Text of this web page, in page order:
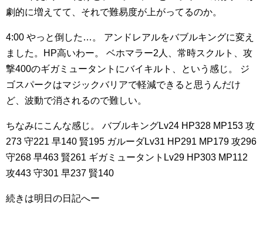
劇的に増えてて、それで難易度が上がってるのか。
4:00 やっと倒した…。
アンドレアルをバブルキングに変え
ました。HP高いわー。
ベホマラー2人、常時スクルト、攻
撃400のギガミュータントにバイキルト、という感じ。
ジ
ゴスパークはマジックバリアで軽減できると思うんだけ
ど、波動で消されるので難しい。
ちなみにこんな感じ。
バブルキングLv24 HP328 MP153 攻
273 守221 早140 賢195 ガルーダLv31 HP291 MP179 攻296
守268 早463 賢261 ギガミュータントLv29 HP303 MP112
攻443 守301 早237 賢140
続きは明日の日記へー